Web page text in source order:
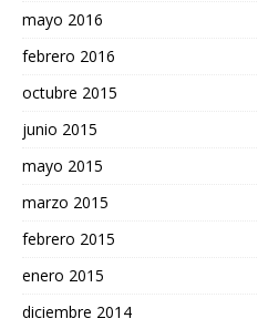
mayo 2016
febrero 2016
octubre 2015
junio 2015
mayo 2015
marzo 2015
febrero 2015
enero 2015
diciembre 2014